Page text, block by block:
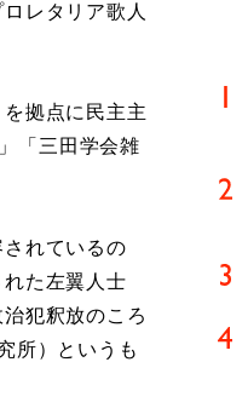
レタリア歌人
拠点に民主主
「三田学会雑
れているの
た左翼人士
犯釈放のころ
所）というも